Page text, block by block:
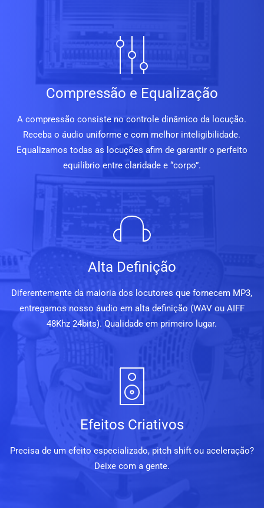
Compressão e Equalização
A compressão consiste no controle dinâmico da locução.
Receba o áudio uniforme e com melhor inteligibilidade.
Equalizamos todas as locuções afim de garantir o perfeito
equilibrio entre claridade e “corpo”.
Alta Definição
Diferentemente da maioria dos locutores que fornecem MP3,
entregamos nosso áudio em alta definição (WAV ou AIFF
48Khz 24bits). Qualidade em primeiro lugar.
Efeitos Criativos
Precisa de um efeito especializado, pitch shift ou aceleração?
Deixe com a gente.